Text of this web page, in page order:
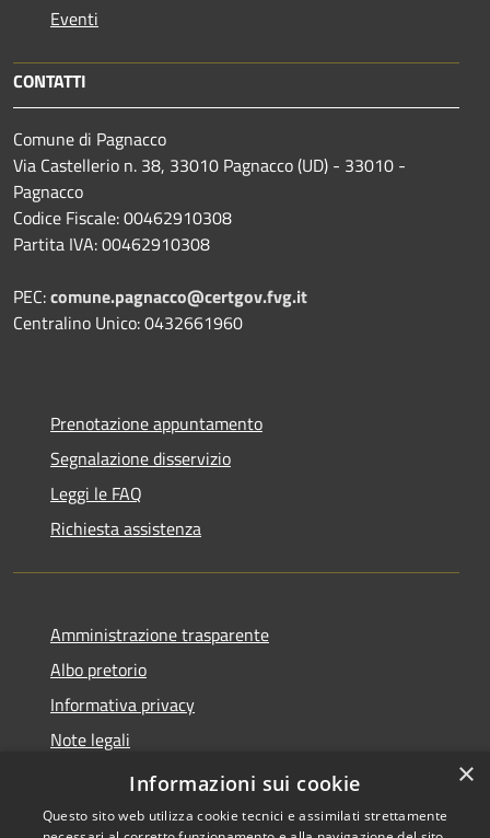
Eventi
CONTATTI
Comune di Pagnacco
Via Castellerio n. 38, 33010 Pagnacco (UD) - 33010 -
Pagnacco
Codice Fiscale: 00462910308
Partita IVA: 00462910308
PEC:comune.pagnacco@certgov.fvg.it
Centralino Unico: 0432661960
Prenotazione appuntamento
Segnalazione disservizio
Leggi le FAQ
Richiesta assistenza
Amministrazione trasparente
Albo pretorio
Informativa privacy
Note legali
Dichiarazione di accessibilità
×
Informazioni sui cookie
Questo sito web utilizza cookie tecnici e assimilati strettamente